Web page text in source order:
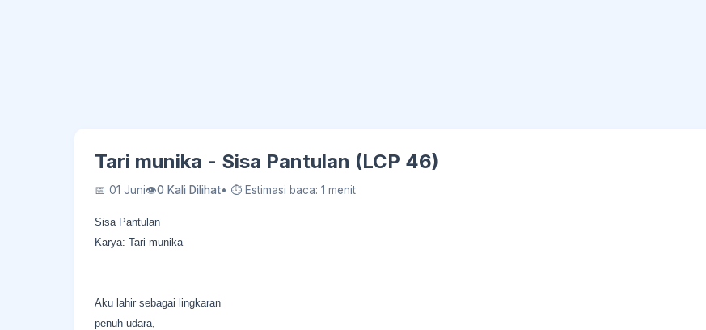
Tari munika - Sisa Pantulan (LCP 46)
📅 01 Juni👁0 Kali Dilihat• ⏱ Estimasi baca: 1 menit
Sisa Pantulan
Karya: Tari munika
Aku lahir sebagai lingkaran
penuh udara,